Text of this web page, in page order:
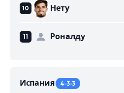
Нету
Роналду
Испания 4-3-3